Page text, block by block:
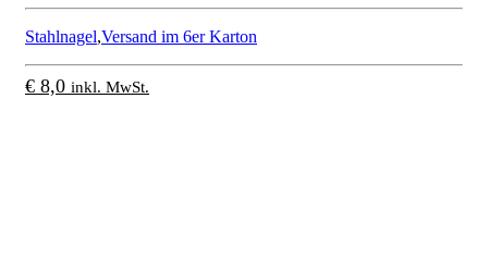
Stahlnagel,Versand im 6er Karton
€ 8,0 inkl. MwSt.